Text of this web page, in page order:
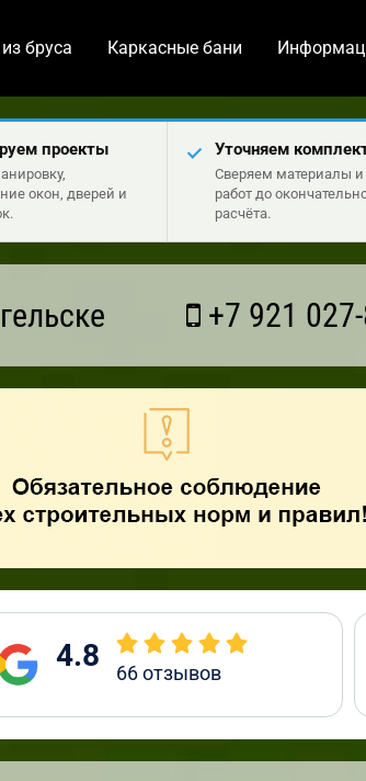
бруса Каркасные бани
проекты
окон, дверей и
Уточняем
Сверяем материалы и
работ до
расчёта.
+7 921
4.8 66отзывов